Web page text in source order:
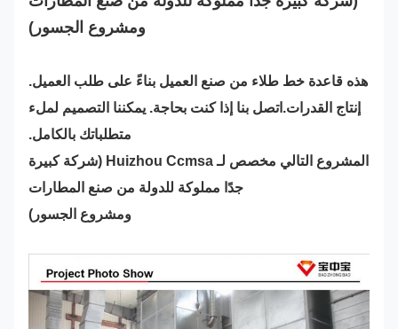
ومشروع الجسور)
هذه قاعدة خط طلاء من صنع العميل بناءً على طلب العميل.
إنتاج القدرات.اتصل بنا إذا كنت بحاجة. يمكننا التصميم لملء
متطلباتك بالكامل.
المشروع التالي مخصص لـ Huizhou Ccmsa (شركة كبيرة
جدًا مملوكة للدولة من صنع المطارات
ومشروع الجسور)